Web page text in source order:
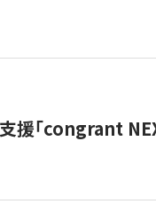
援「congrant